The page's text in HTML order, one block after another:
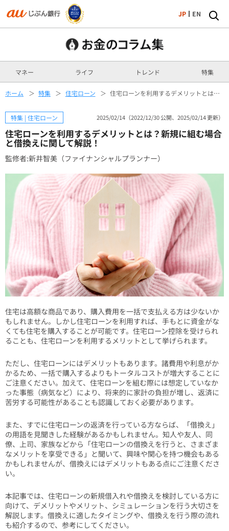
JP EN
マネー ライフ トレンド 特集
ホーム 特集 住宅ローン 住宅ローンを利用するデメリットとは？新規に組む場合と借換えに関して解説！
特集 | 住宅ローン 2025/02/14（2022/12/30 公開、2025/02/14 更新）
住宅ローンを利用するデメリットとは？新規に組む場合
と借換えに関して解説！
監修者:新井智美（ファイナンシャルプランナー）
住宅は高額な商品であり、購入費用を一括で支払える方は少ないか
もしれません。しかし住宅ローンを利用すれば、手もとに資金がな
くても住宅を購入することが可能です。住宅ローン控除を受けられ
ることも、住宅ローンを利用するメリットとして挙げられます。
ただし、住宅ローンにはデメリットもあります。諸費用や利息がか
かるため、一括で購入するよりもトータルコストが増大することに
ご注意ください。加えて、住宅ローンを組む際には想定していなか
った事態（病気など）により、将来的に家計の負担が増し、返済に
苦労する可能性があることも認識しておく必要があります。
また、すでに住宅ローンの返済を行っている方ならば、「借換え」
の用語を見聞きした経験があるかもしれません。知人や友人、同
僚、上司、家族などから「住宅ローンの借換えを行うと、さまざま
なメリットを享受できる」と聞いて、興味や関心を持つ機会もある
かもしれませんが、借換えにはデメリットもある点にご注意くださ
い。
本記事では、住宅ローンの新規借入れや借換えを検討している方に
向けて、デメリットやメリット、シミュレーションを行う大切さを
解説します。借換えに適したタイミングや、借換えを行う際の流れ
も紹介するので、参考にしてください。